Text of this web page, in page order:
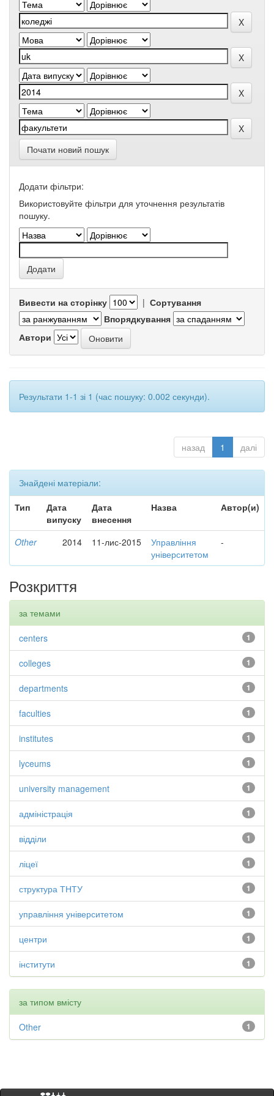
Почати новий пошук
Додати фільтри:
Використовуйте фільтри для уточнення результатів
пошуку.
Вивести на сторінку | Сортування
Впорядкування
Автори
Результати 1-1 зі 1 (час пошуку: 0.002 секунди).
назад 1 далі
Знайдені матеріали:
Тип
Дата
випуску
Дата
внесення
Назва Автор(и)
Other 2014 11-лис-2015
Управління
університетом
-
Розкриття
за темами
1
centers
1
colleges
1
departments
1
faculties
1
institutes
1
lyceums
1
university management
1
адміністрація
1
відділи
1
ліцеї
1
структура ТНТУ
1
управління університетом
1
центри
1
інститути
за типом вмісту
1
Other